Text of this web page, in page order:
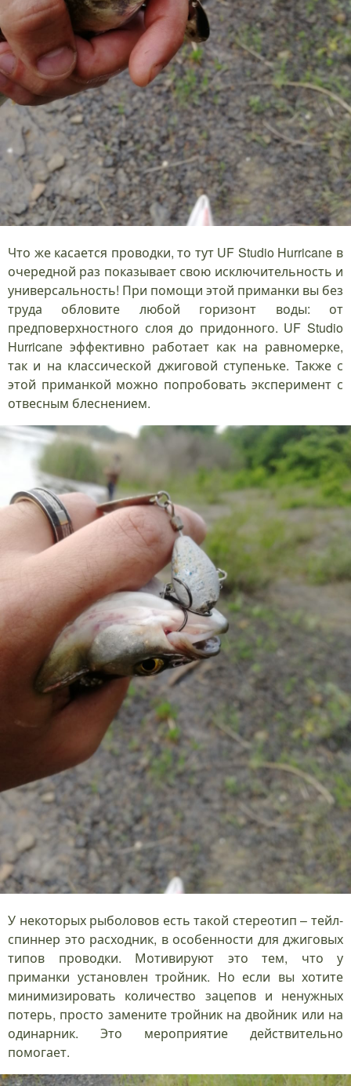
Что же касается проводки, то тут UF Studio Hurricane в
очередной раз показывает свою исключительность и
универсальность! При помощи этой приманки вы без
труда обловите любой горизонт воды: от
предповерхностного слоя до придонного. UF Studio
Hurricane эффективно работает как на равномерке,
так и на классической джиговой ступеньке. Также с
этой приманкой можно попробовать эксперимент с
отвесным блеснением.
У некоторых рыболовов есть такой стереотип – тейл-
спиннер это расходник, в особенности для джиговых
типов проводки. Мотивируют это тем, что у
приманки установлен тройник. Но если вы хотите
минимизировать количество зацепов и ненужных
потерь, просто замените тройник на двойник или на
одинарник. Это мероприятие действительно
помогает.